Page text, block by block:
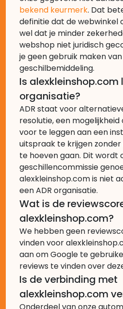
bekend keurmerk. Dat
definitie dat de webwinkel
wel dat je minder
webshop niet juridisch
je geen gebruik maken van
geschilbemiddeling.
Is alexkleinshop.com
organisatie?
ADR staat voor
resolutie, een
voor te leggen aan een
uitspraak te krijgen
te hoeven gaan. Dit wordt
geschillencommissie
alexkleinshop.com is niet
een ADR organisatie.
Wat is de
alexkleinshop.com?
We hebben geen
vinden voor
aan om Google te
reviews te vinden over
Is de verbinding met
alexkleinshop.com
Onderdeel van onze